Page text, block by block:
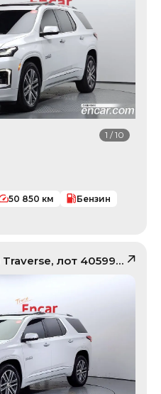
1 /10
50 850 км
Бензин
Traverse, лот 40599533